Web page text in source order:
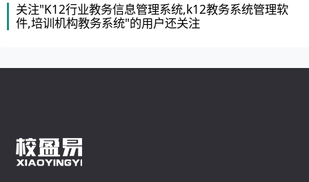
关注"K12行业教务信息管理系统,k12教务系统管理软
件,培训机构教务系统"的用户还关注